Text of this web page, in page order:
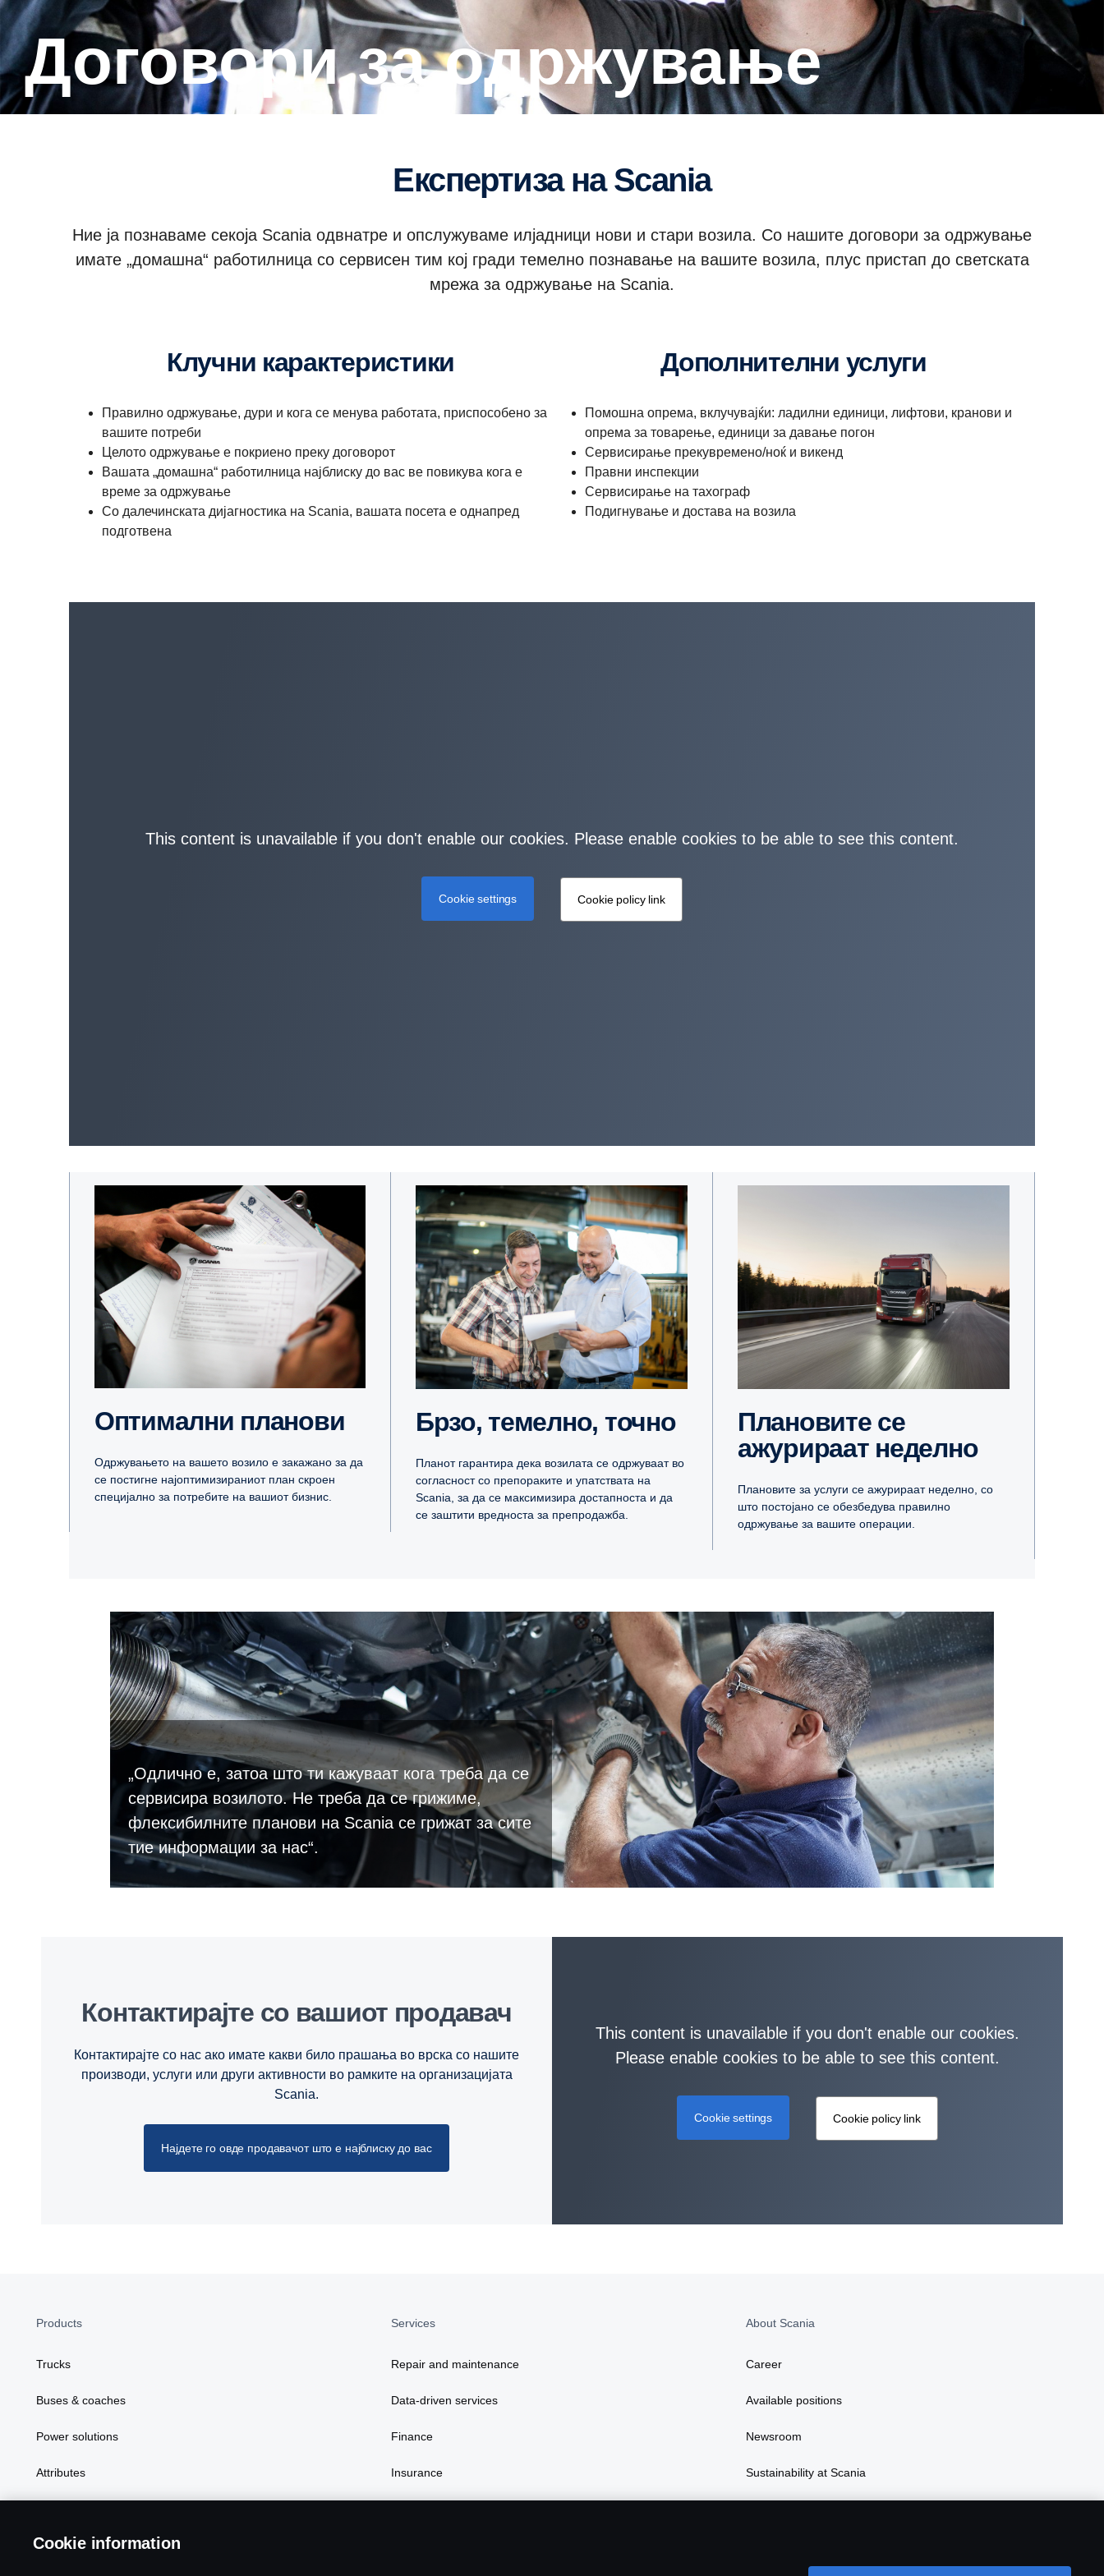
Договори за одржување
Експертиза на Scania
Ние ја познаваме секоја Scania одвнатре и опслужуваме илјадници нови и стари возила. Со нашите договори за одржување
имате „домашна“ работилница со сервисен тим кој гради темелно познавање на вашите возила, плус пристап до светската
мрежа за одржување на Scania.
Клучни карактеристики
Правилно одржување, дури и кога се менува работата, приспособено за
вашите потреби
Целото одржување е покриено преку договорот
Вашата „домашна“ работилница најблиску до вас ве повикува кога е
време за одржување
Со далечинската дијагностика на Scania, вашата посета е однапред
подготвена
Дополнителни услуги
Помошна опрема, вклучувајќи: ладилни единици, лифтови, кранови и
опрема за товарење, единици за давање погон
Сервисирање прекувремено/ноќ и викенд
Правни инспекции
Сервисирање на тахограф
Подигнување и достава на возила
This content is unavailable if you don't enable our cookies. Please enable cookies to be able to see this content.
Cookie settings Cookie policy link
Оптимални планови
Одржувањето на вашето возило е закажано за да
се постигне најоптимизираниот план скроен
специјално за потребите на вашиот бизнис.
Брзо, темелно, точно
Планот гарантира дека возилата се одржуваат во
согласност со препораките и упатствата на
Scania, за да се максимизира достапноста и да
се заштити вредноста за препродажба.
Плановите се
ажурираат неделно
Плановите за услуги се ажурираат неделно, со
што постојано се обезбедува правилно
одржување за вашите операции.
„Одлично е, затоа што ти кажуваат кога треба да се
сервисира возилото. Не треба да се грижиме,
флексибилните планови на Scania се грижат за сите
тие информации за нас“.
Контактирајте со вашиот продавач
Контактирајте со нас ако имате какви било прашања во врска со нашите
производи, услуги или други активности во рамките на организацијата
Scania.
Најдете го овде продавачот што е најблиску до вас
This content is unavailable if you don't enable our cookies.
Please enable cookies to be able to see this content.
Cookie settings Cookie policy link
Products
Trucks
Buses & coaches
Power solutions
Attributes
Services
Repair and maintenance
Data-driven services
Finance
Insurance
About Scania
Career
Available positions
Newsroom
Sustainability at Scania
Cookie information